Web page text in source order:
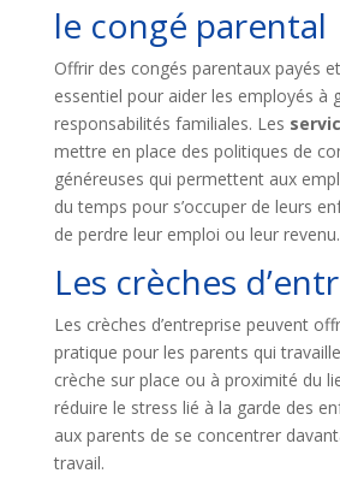
le congé parental
Offrir des congés parentaux payés
essentiel pour aider les employés à
responsabilités familiales. Les
mettre en place des politiques de
généreuses qui permettent aux
du temps pour s’occuper de leurs
de perdre leur emploi ou leur revenu.
Les crèches
Les crèches d’entreprise peuvent
pratique pour les parents qui
crèche sur place ou à proximité du
réduire le stress lié à la garde des
aux parents de se concentrer
travail.